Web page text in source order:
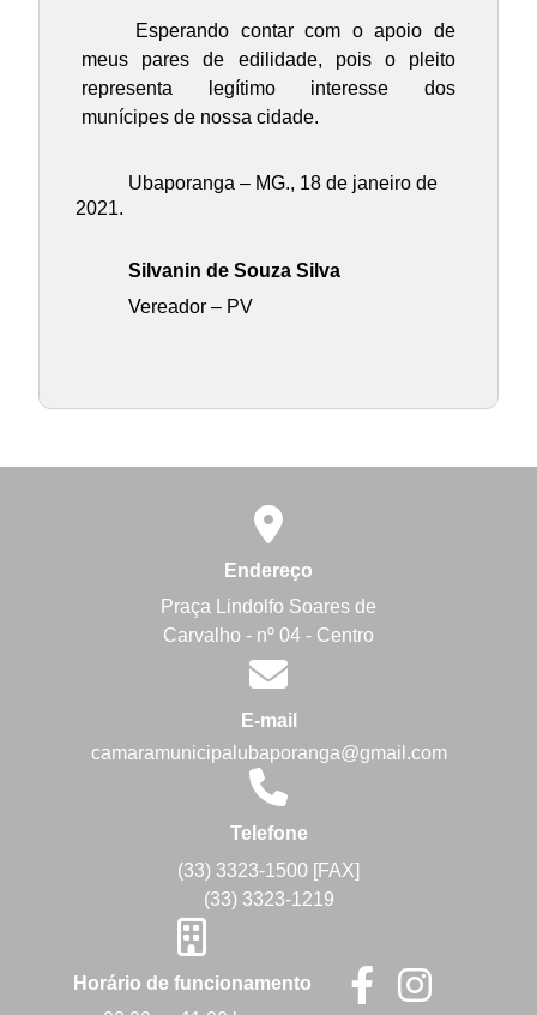
Esperando contar com o apoio de
meus pares de edilidade, pois o pleito
representa legítimo interesse dos
munícipes de nossa cidade.
Ubaporanga – MG., 18 de janeiro de
2021.
Silvanin de Souza Silva
Vereador – PV
Endereço
Praça Lindolfo Soares de
Carvalho - nº 04 - Centro
E-mail
camaramunicipalubaporanga@gmail.com
Telefone
(33) 3323-1500 [FAX]
(33) 3323-1219
Horário de funcionamento